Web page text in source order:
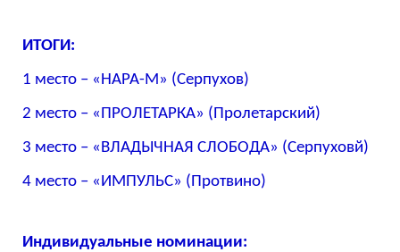
ИТОГИ:
1 место – «НАРА-М» (Серпухов)
2 место – «ПРОЛЕТАРКА» (Пролетарский)
3 место – «ВЛАДЫЧНАЯ СЛОБОДА» (Серпуховй)
4 место – «ИМПУЛЬС» (Протвино)
Индивидуальные номинации: